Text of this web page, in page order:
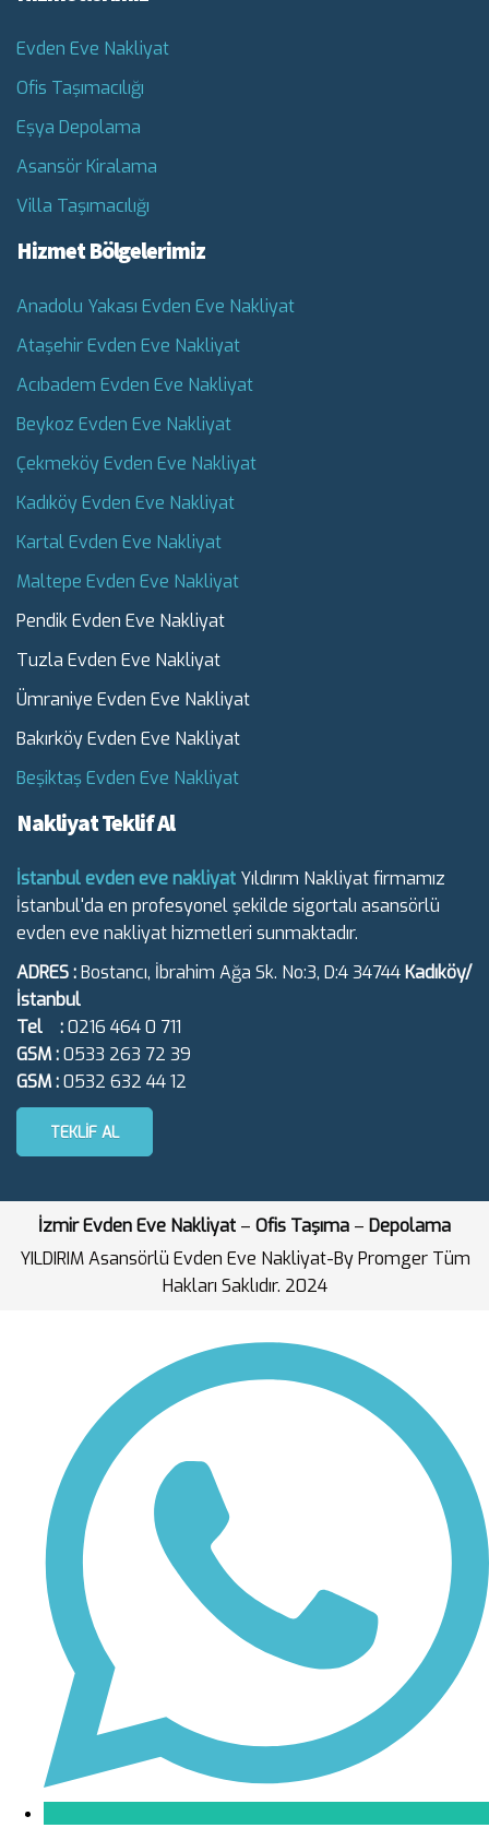
Evden Eve Nakliyat
Ofis Taşımacılığı
Eşya Depolama
Asansör Kiralama
Villa Taşımacılığı
Hizmet Bölgelerimiz
Anadolu Yakası Evden Eve Nakliyat
Ataşehir Evden Eve Nakliyat
Acıbadem Evden Eve Nakliyat
Beykoz Evden Eve Nakliyat
Çekmeköy Evden Eve Nakliyat
Kadıköy Evden Eve Nakliyat
Kartal Evden Eve Nakliyat
Maltepe Evden Eve Nakliyat
Pendik Evden Eve Nakliyat
Tuzla Evden Eve Nakliyat
Ümraniye Evden Eve Nakliyat
Bakırköy Evden Eve Nakliyat
Beşiktaş Evden Eve Nakliyat
Nakliyat Teklif Al
İstanbul evden eve nakliyat Yıldırım Nakliyat firmamız
İstanbul'da en profesyonel şekilde sigortalı asansörlü
evden eve nakliyat hizmetleri sunmaktadır.
ADRES :Bostancı, İbrahim Ağa Sk. No:3, D:4 34744Kadıköy/
İstanbul
Tel :0216 464 0 711
GSM :0533 263 72 39
GSM :0532 632 44 12
TEKLIF AL
İzmir Evden Eve Nakliyat – Ofis Taşıma – Depolama
YILDIRIM Asansörlü Evden Eve Nakliyat-By Promger Tüm
Hakları Saklıdır. 2024